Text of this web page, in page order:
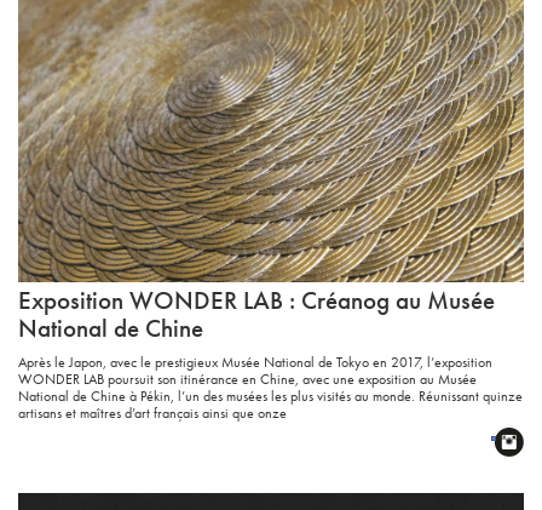
Exposition WONDER LAB : Créanog au Musée
National de Chine
Après le Japon, avec le prestigieux Musée National de Tokyo en 2017, l’exposition
WONDER LAB poursuit son itinérance en Chine, avec une exposition au Musée
National de Chine à Pékin, l’un des musées les plus visités au monde. Réunissant quinze
artisans et maîtres d’art français ainsi que onze